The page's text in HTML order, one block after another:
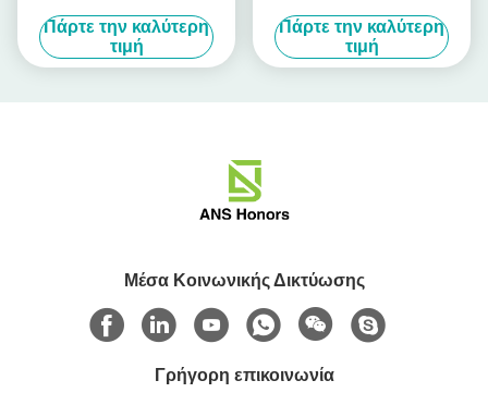
EV 11kw 380V 32A
γρήγορος συνδετήρας IEC
62196-2 Type2 χρέωσης
Πάρτε την καλύτερη
τιμή
γρήγοροι σταθμοί χρέωσης
Πάρτε την καλύτερη
τιμή
Μέσα Κοινωνικής Δικτύωσης
Γρήγορη επικοινωνία